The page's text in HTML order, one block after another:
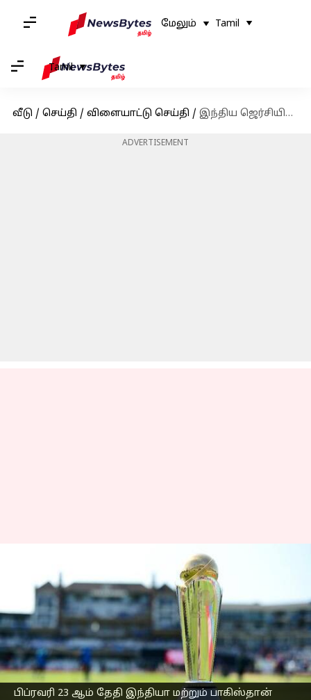
மேலும் Tamil
Tamil
வீடு / செய்தி / விளையாட்டு செய்தி / இந்திய ஜெர்சியில் பாகிஸ்தான் முத்திரையுடன் கூடிய அதிகாரப்பூர்வ சாம்பியன்ஸ் டிராபி லோகோ இருக்கும்: பிசிசிஐ
ADVERTISEMENT
பிப்ரவரி 23 ஆம் தேதி இந்தியா மற்றும் பாகிஸ்தான்
இந்திய ஜெர்சியில்
பாகிஸ்தான்
முத்திரையுடன் கூடிய
அதிகாரப்பூர்வ
சாம்பியன்ஸ் டிராபி
லோகோ இருக்கும்:
பிசிசிஐ